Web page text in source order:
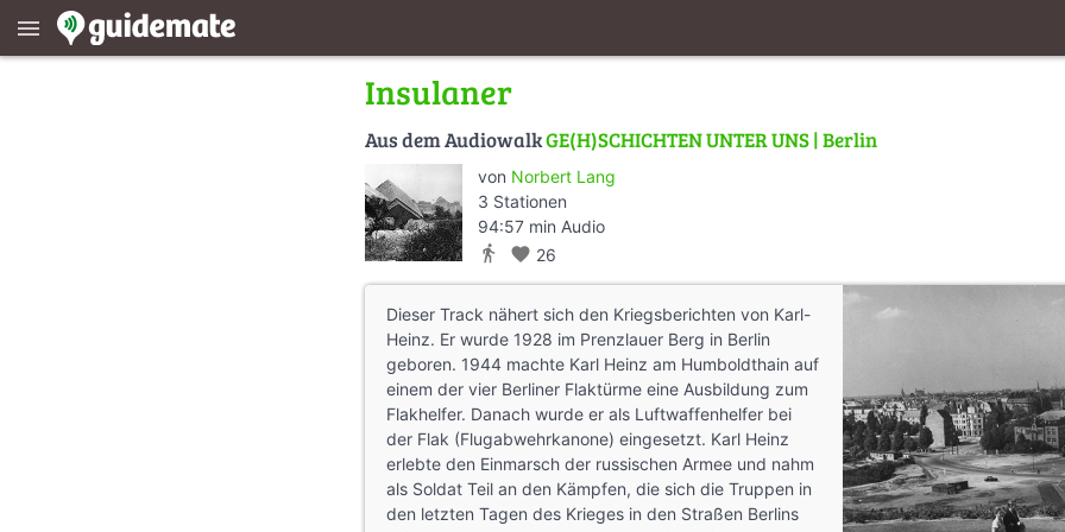
menu
Insulaner
Aus dem AudiowalkGE(H)SCHICHTEN UNTER UNS | Berlin
von Norbert Lang
3 Stationen
94:57 min Audio
directions_walk favorite 26
Dieser Track nähert sich den Kriegsberichten von Karl-
Heinz. Er wurde 1928 im Prenzlauer Berg in Berlin
geboren. 1944 machte Karl Heinz am Humboldthain auf
einem der vier Berliner Flaktürme eine Ausbildung zum
Flakhelfer. Danach wurde er als Luftwaffenhelfer bei
der Flak (Flugabwehrkanone) eingesetzt. Karl Heinz
erlebte den Einmarsch der russischen Armee und nahm
als Soldat Teil an den Kämpfen, die sich die Truppen in
den letzten Tagen des Krieges in den Straßen Berlins